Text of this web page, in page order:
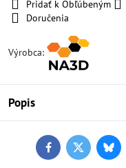
Pridať k Obľúbeným
Doručenia
Výrobca:
Popis
FacebookTwitter